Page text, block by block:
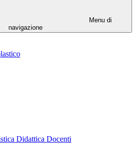
Menu di
navigazione
Didattica Docenti